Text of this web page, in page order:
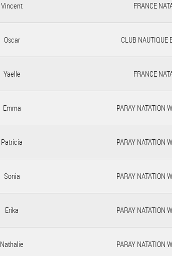
Vincent FRANCE
Oscar CLUB NAUTIQUE
Yaelle FRANCE
Emma PARAY NATATION
Patricia PARAY NATATION
Sonia PARAY NATATION
Erika PARAY NATATION
Nathalie PARAY NATATION